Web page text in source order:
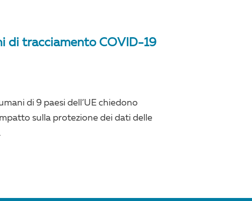
di tracciamento COVID-19
di 9 paesi dell’UE chiedono
sulla protezione dei dati delle